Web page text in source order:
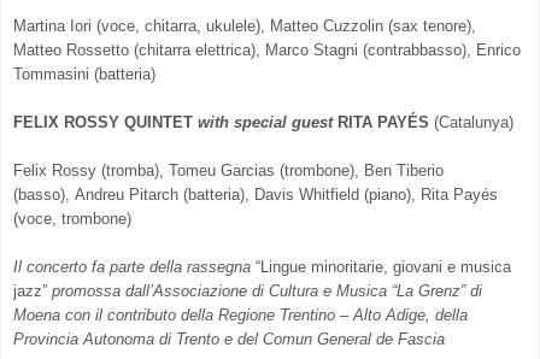
Martina Iori (voce, chitarra, ukulele), Matteo Cuzzolin (sax tenore),
Matteo Rossetto (chitarra elettrica), Marco Stagni (contrabbasso), Enrico
Tommasini (batteria)
FELIX ROSSY QUINTET with special guest RITA PAYÉS (Catalunya)
Felix Rossy (tromba), Tomeu Garcias (trombone), Ben Tiberio
(basso), Andreu Pitarch (batteria), Davis Whitfield (piano), Rita Payés
(voce, trombone)
Il concerto fa parte della rassegna “Lingue minoritarie, giovani e musica
jazz” promossa dall’Associazione di Cultura e Musica “La Grenz” di
Moena con il contributo della Regione Trentino – Alto Adige, della
Provincia Autonoma di Trento e del Comun General de Fascia